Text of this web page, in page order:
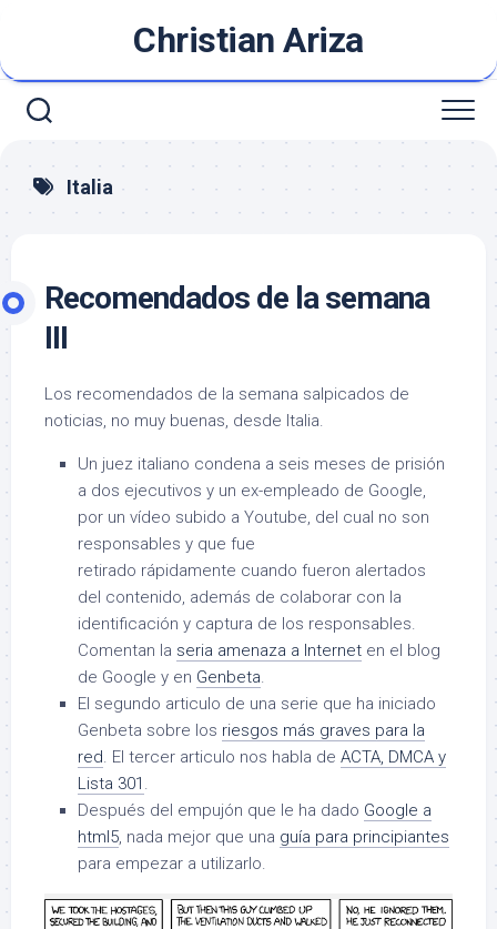
contenido
Christian Ariza
Italia
Recomendados de la semana
III
Los recomendados de la semana salpicados de
noticias, no muy buenas, desde Italia.
Un juez italiano condena a seis meses de prisión
a dos ejecutivos y un ex-empleado de Google,
por un vídeo subido a Youtube, del cual no son
responsables y que fue
retirado rápidamente cuando fueron alertados
del contenido, además de colaborar con la
identificación y captura de los responsables.
Comentan la seria amenaza a Internet en el blog
de Google y en Genbeta.
El segundo articulo de una serie que ha iniciado
Genbeta sobre los riesgos más graves para la
red. El tercer articulo nos habla de ACTA, DMCA y
Lista 301 .
Después del empujón que le ha dado Google a
html5, nada mejor que una guía para principiantes
para empezar a utilizarlo.